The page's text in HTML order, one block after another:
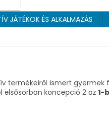
JÁTÉKOK ÉS ALKALMAZÁS
termékeiről ismert gyermek
koncepció 2 az 1-